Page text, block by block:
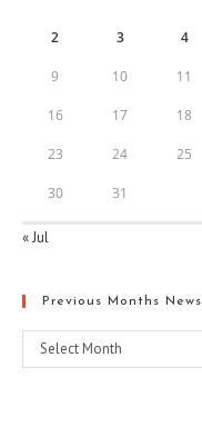
2 3 4
9 10 11
16 17 18
23 24 25
30 31
« Jul
Previous Months News
Select Month